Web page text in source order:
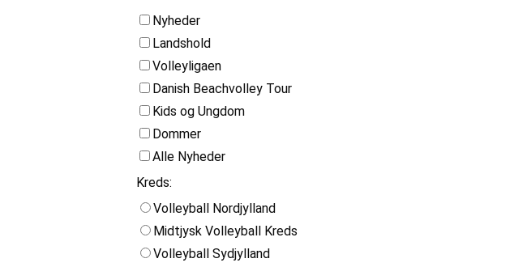
Nyheder
Landshold
Volleyligaen
Danish Beachvolley Tour
Kids og Ungdom
Dommer
Alle Nyheder
Kreds:
Volleyball Nordjylland
Midtjysk Volleyball Kreds
Volleyball Sydjylland